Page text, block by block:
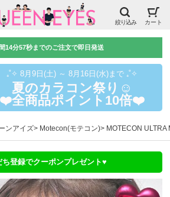
絞り込み カート
14分56秒までのご注文で即日発送
₊˚✧ 8月9日(土) ～ 8月16日(水)まで ₊˚✧
夏のカラコン祭り☺️
❤️全商品ポイント10倍❤️
ンアイズ Motecon(モテコン) MOTECON
ち登録でクーポンプレゼント♥